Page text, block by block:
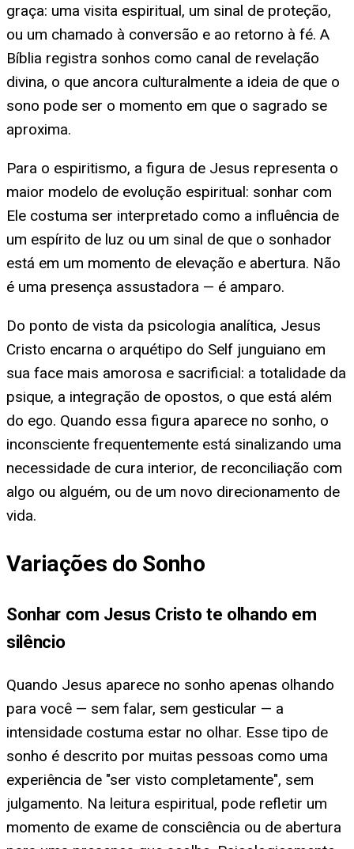
graça: uma visita espiritual, um sinal de proteção,
ou um chamado à conversão e ao retorno à fé. A
Bíblia registra sonhos como canal de revelação
divina, o que ancora culturalmente a ideia de que o
sono pode ser o momento em que o sagrado se
aproxima.
Para o espiritismo, a figura de Jesus representa o
maior modelo de evolução espiritual: sonhar com
Ele costuma ser interpretado como a influência de
um espírito de luz ou um sinal de que o sonhador
está em um momento de elevação e abertura. Não
é uma presença assustadora — é amparo.
Do ponto de vista da psicologia analítica, Jesus
Cristo encarna o arquétipo do Self junguiano em
sua face mais amorosa e sacrificial: a totalidade da
psique, a integração de opostos, o que está além
do ego. Quando essa figura aparece no sonho, o
inconsciente frequentemente está sinalizando uma
necessidade de cura interior, de reconciliação com
algo ou alguém, ou de um novo direcionamento de
vida.
Variações do Sonho
Sonhar com Jesus Cristo te olhando em
silêncio
Quando Jesus aparece no sonho apenas olhando
para você — sem falar, sem gesticular — a
intensidade costuma estar no olhar. Esse tipo de
sonho é descrito por muitas pessoas como uma
experiência de "ser visto completamente", sem
julgamento. Na leitura espiritual, pode refletir um
momento de exame de consciência ou de abertura